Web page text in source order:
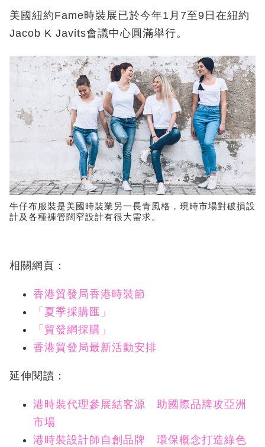
美國紐約Fame時裝展已於今年1月7至9日在紐約
Jacob K Javits會議中心圓滿舉行。
牛仔布服裝是美國時裝業另一長青風格，現時市場對破損設
計及各種褲管闊窄設計有很大需求。
相關網頁：
香港貿發局香港時裝節
「夏季採購匯」
「貿發網採購」
香港貿發局最新活動安排
延伸閱讀：
港時裝代理參展結客源 助國際品牌攻亞洲
市場
港時裝設計師自創品牌 環保概念打造綠色